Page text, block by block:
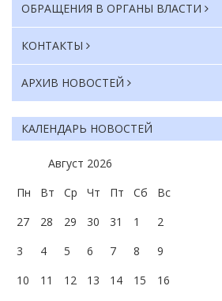
ОБРАЩЕНИЯ В ОРГАНЫ ВЛАСТИ
КОНТАКТЫ
АРХИВ НОВОСТЕЙ
КАЛЕНДАРЬ НОВОСТЕЙ
Август 2026
Пн
Вт Ср Чт Пт Сб
Вс
27
28 29 30 31 1
2
3
4 5 6 7 8
9
10
11 12 13 14 15
16